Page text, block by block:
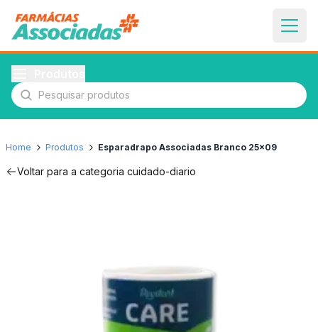
Pesquisar produtos
Home Produtos Esparadrapo Associadas Branco 25x09
Voltar para a categoria cuidado-diario